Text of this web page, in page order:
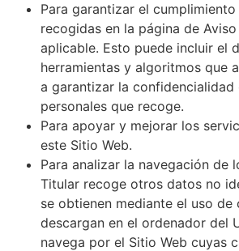
Para garantizar el
recogidas en la página de
aplicable. Esto puede incluir el
herramientas y algoritmos que
a garantizar la confidencialidad
personales que recoge.
Para apoyar y mejorar los
este Sitio Web.
Para analizar la navegación de
Titular recoge otros datos no
se obtienen mediante el uso de
descargan en el ordenador del
navega por el Sitio Web cuyas